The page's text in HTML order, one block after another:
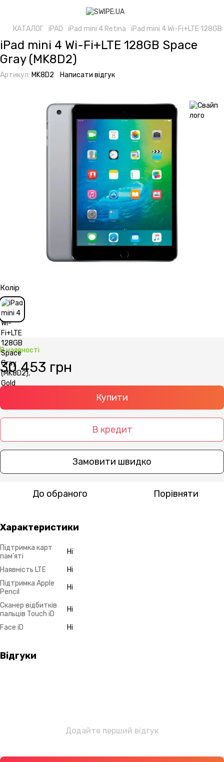
КАТАЛОГ iPAD iPad mini 4 Retina iPad mini 4 Wi-Fi+LTE
iPad mini 4 Wi-Fi+LTE 128GB Space
Gray (MK8D2)
Артикул: MK8D2 Написати відгук
Колір
В наявності
30 453 грн
Купити
В кредит
Замовити швидко
До обраного Порівняти
Характеристики
Підтримка карт
пам'яті
Ні
Наявність LTE
Ні
Підтримка Apple
Pencil
Ні
Сканер відбитків
пальців Touch iD
Ні
Face iD Ні
Відгуки
Додайте перший відгук